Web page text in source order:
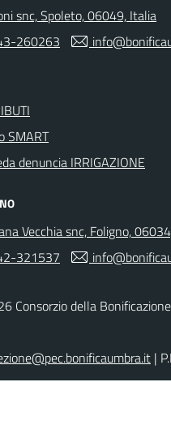
snc, Spoleto, 06049, Italia
260263
SMART
denuncia IRRIGAZIONE
Vecchia snc, Foligno,
321537
Consorzio della
|